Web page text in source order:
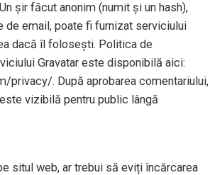
șir făcut anonim (numit și un hash),
de email, poate fi furnizat serviciului
dacă îl folosești. Politica de
Gravatar este disponibilă aici:
privacy/. După aprobarea comentariului,
vizibilă pentru public lângă
situl web, ar trebui să eviți încărcarea